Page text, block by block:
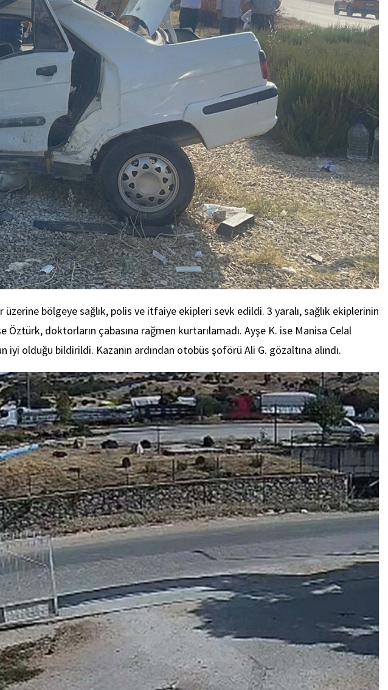
bölgeye sağlık, polis ve itfaiye ekipleri sevk edildi. 3 yaralı, sağlık ekiplerinin
doktorların çabasına rağmen kurtarılamadı. Ayşe K. ise Manisa Celal
olduğu bildirildi. Kazanın ardından otobüs şoförü Ali G. gözaltına alındı.